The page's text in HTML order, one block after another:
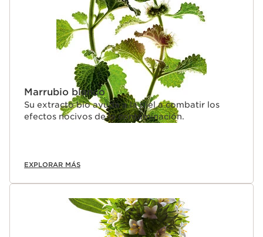
Marrubio blanco
Su extracto bio ayuda a la piel a combatir los
efectos nocivos de la contaminación.
EXPLORAR MÁS